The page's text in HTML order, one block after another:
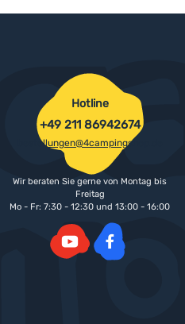
Hotline
+49 211 86942674
bestellungen@4campingshop.de
Wir beraten Sie gerne von Montag bis
Freitag
Mo - Fr: 7:30 - 12:30 und 13:00 - 16:00